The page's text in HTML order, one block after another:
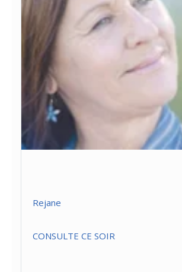
Rejane
CONSULTE CE SOIR